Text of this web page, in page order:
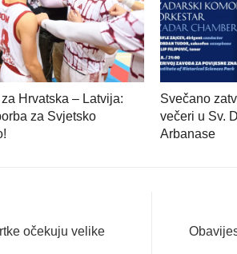
Hrvatska – Latvija:
za Svjetsko
Svečano
večeri u Sv.
Arbanase
očekuju velike
Next